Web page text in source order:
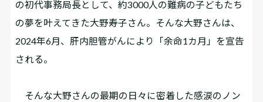
の初代事務局長として、約3000人の難病の子どもたち
の夢を叶えてきた大野寿子さん。そんな大野さんは、
2024年6月、肝内胆管がんにより「余命1カ月」を宣告
される。
そんな大野さんの最期の日々に密着した感涙のノン